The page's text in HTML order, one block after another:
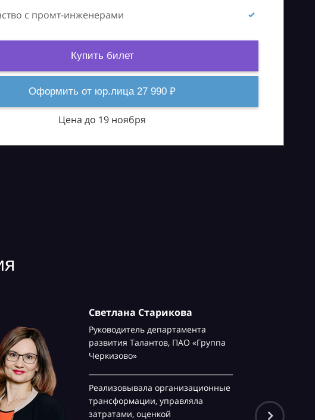
с промт-инженерами
Купить билет
Оформить от юр.лица 27 990 ₽
Цена до 19 ноября
Светлана Старикова
Руководитель департамента
развития Талантов, ПАО «Группа
Черкизово»
Реализовывала организационные
трансформации, управляла
затратами, оценкой